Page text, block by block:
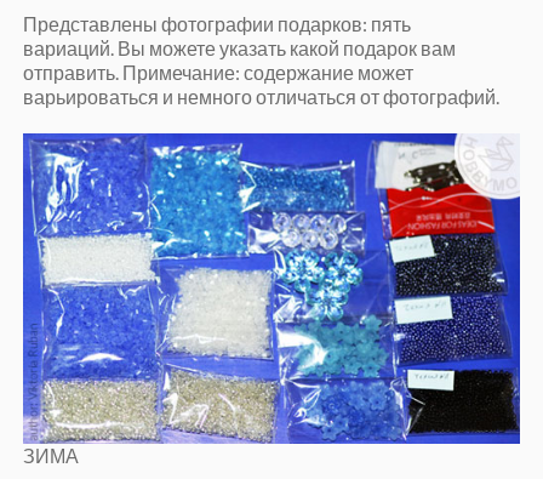
Представлены фотографии подарков: пять
вариаций. Вы можете указать какой подарок вам
отправить. Примечание: содержание может
варьироваться и немного отличаться от фотографий.
ЗИМА